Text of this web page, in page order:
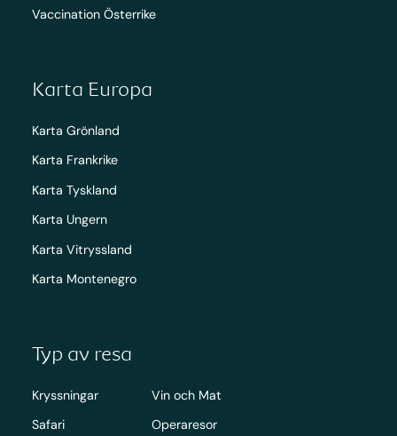
Vaccination Österrike
Karta Europa
Karta Grönland
Karta Frankrike
Karta Tyskland
Karta Ungern
Karta Vitryssland
Karta Montenegro
Typ av resa
Kryssningar
Safari
Vin och Mat
Operaresor